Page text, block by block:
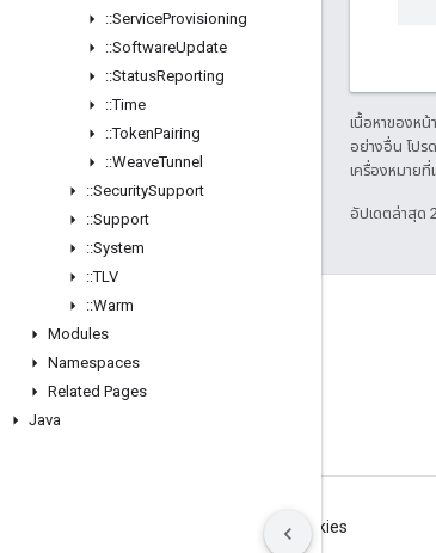
::ServiceProvisioning
::SoftwareUpdate
::StatusReporting
::Time
::TokenPairing
::WeaveTunnel
::SecuritySupport
::Support
::System
::TLV
::Warm
Modules
Namespaces
Related Pages
Java
เนื้อหาของหน้
อย่างอื่น โปร
เครื่องหมายที่
อัปเดตล่าสุด
GitHub
Happy
OpenThread
Manage cookies